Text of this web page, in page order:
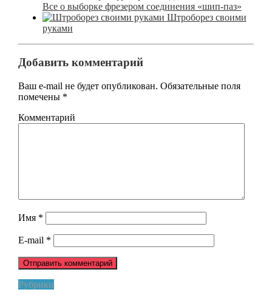
Все о выборке фрезером соединения «шип-паз»
Штроборез своими
руками
Добавить комментарий
Ваш e-mail не будет опубликован. Обязательные поля
помечены *
Комментарий
Имя *
E-mail *
Рубрики